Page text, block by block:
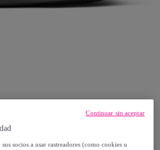
Beetle - Marron - Cuero
socios a usar rastreadores (como cookies u
Continuar sin aceptar